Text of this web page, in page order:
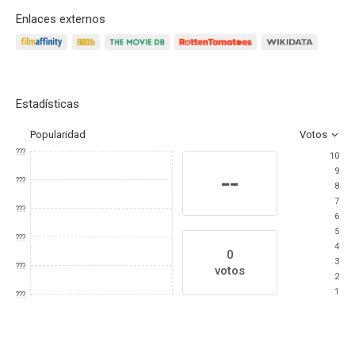
Enlaces externos
Estadísticas
Popularidad Votos
???
???
???
???
???
???
--
0
votos
10
9
8
7
6
5
4
3
2
1